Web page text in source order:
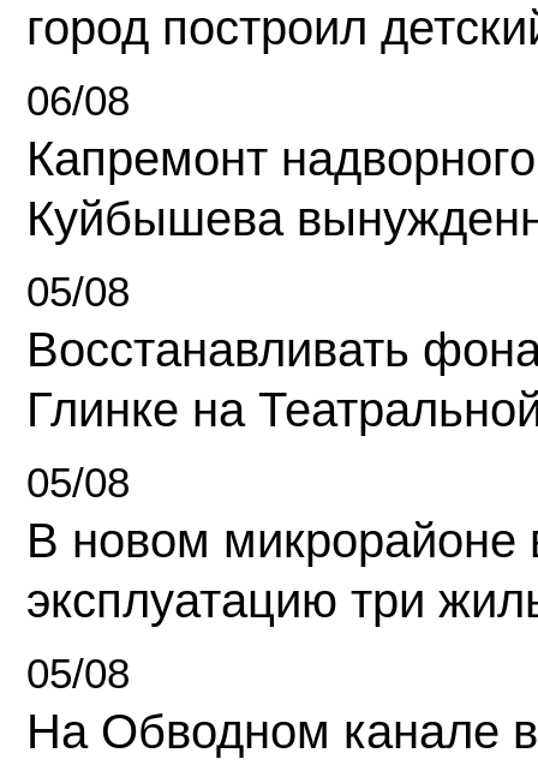
город построил
06/08
Капремонт
Куйбышева
05/08
Восстанавливать
Глинке на
05/08
В новом микрорайоне
эксплуатацию три
05/08
На Обводном канале